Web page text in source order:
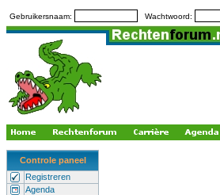
Gebruikersnaam: Wachtwoord:
Controle paneel
Registreren
Agenda